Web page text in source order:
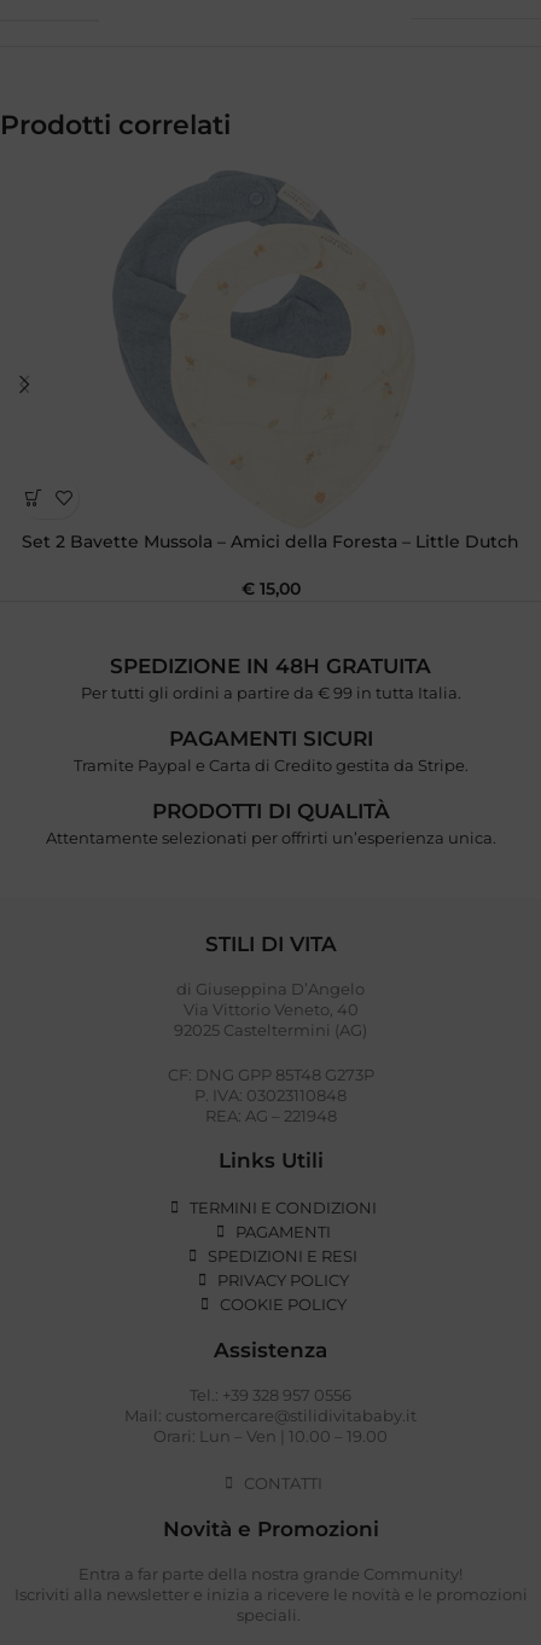
Prodotti correlati
Set 2 Bavette Mussola – Amici della Foresta – Little Dutch
€15,00
SPEDIZIONE IN 48H GRATUITA
Per tutti gli ordini a partire da € 99 in tutta Italia.
PAGAMENTI SICURI
Tramite Paypal e Carta di Credito gestita da Stripe.
PRODOTTI DI QUALITÀ
Attentamente selezionati per offrirti un’esperienza unica.
STILI DI VITA
di Giuseppina D’Angelo
Via Vittorio Veneto, 40
92025 Casteltermini (AG)
CF: DNG GPP 85T48 G273P
P. IVA: 03023110848
REA: AG – 221948
Links Utili
TERMINI E CONDIZIONI
PAGAMENTI
SPEDIZIONI E RESI
PRIVACY POLICY
COOKIE POLICY
Assistenza
Tel.: +39 328 957 0556
Mail: customercare@stilidivitababy.it
Orari: Lun – Ven | 10.00 – 19.00
CONTATTI
Novità e Promozioni
Entra a far parte della nostra grande Community!
Iscriviti alla newsletter e inizia a ricevere le novità e le promozioni
speciali.